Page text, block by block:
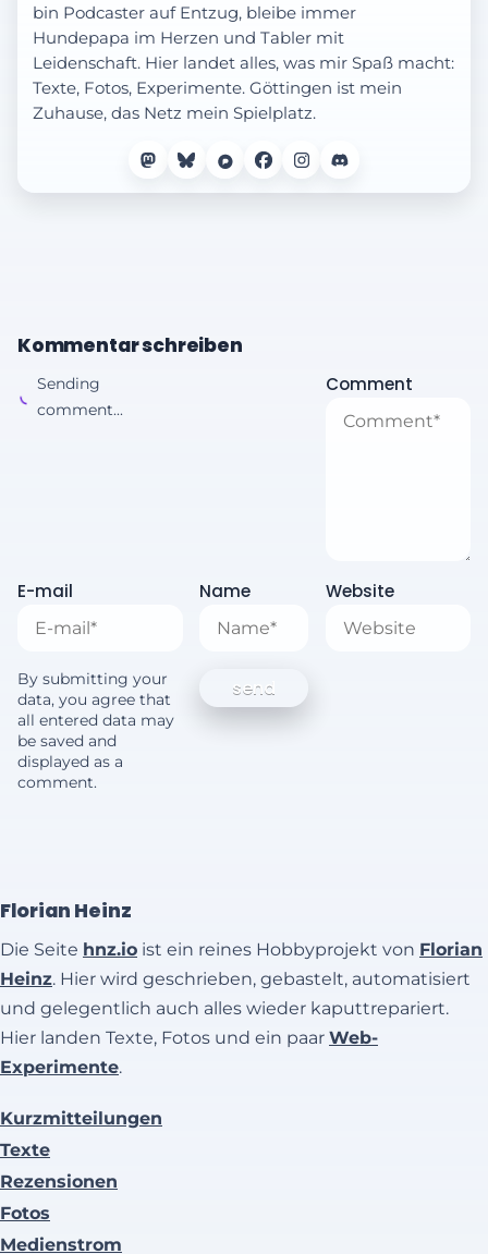
bin Podcaster auf Entzug, bleibe immer
Hundepapa im Herzen und Tabler mit
Leidenschaft. Hier landet alles, was mir Spaß macht:
Texte, Fotos, Experimente. Göttingen ist mein
Zuhause, das Netz mein Spielplatz.
Kommentar schreiben
Sending
comment...
Comment
E-mail Name Website
By submitting your
data, you agree that
all entered data may
be saved and
displayed as a
comment.
Florian Heinz
Die Seite hnz.io ist ein reines Hobbyprojekt von Florian
Heinz. Hier wird geschrieben, gebastelt, automatisiert
und gelegentlich auch alles wieder kaputtrepariert.
Hier landen Texte, Fotos und ein paar Web-
Experimente.
Kurzmitteilungen
Texte
Rezensionen
Fotos
Medienstrom